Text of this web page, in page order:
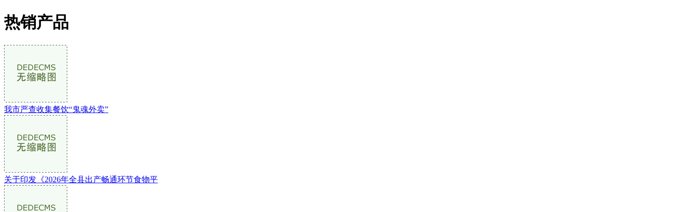
热销产品
我市严查收集餐饮“鬼魂外卖”
关于印发《2026年全县出产畅通环节食物平